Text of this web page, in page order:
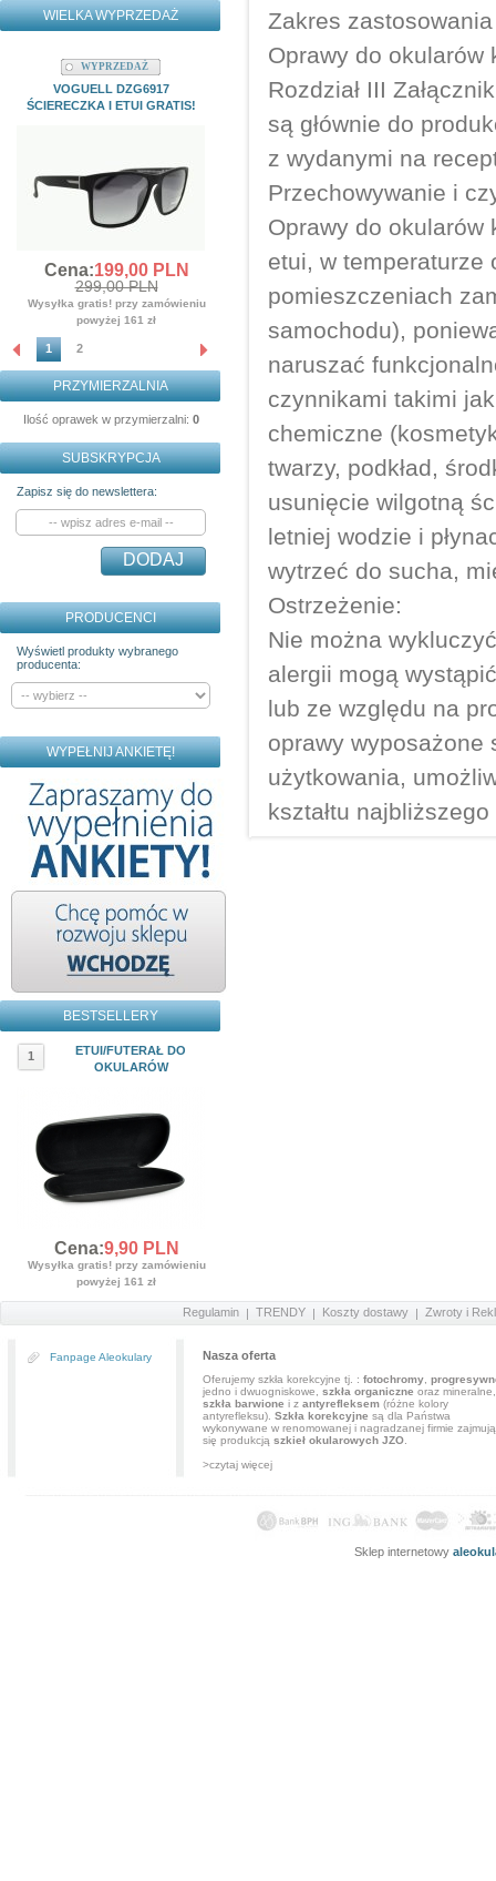
WIELKA WYPRZEDAŻ
WYPRZEDAŻ
VOGUELL DZG6917
ŚCIERECZKA I ETUI GRATIS!
Cena:199,00PLN
299,00 PLN
Wysyłka gratis! przy zamówieniu
powyżej 161 zł
WYPRZEDAŻ
MYSTIQUE M22204C1 ETUI I
359,00 PLN
powyżej 161 zł
1 2
PRZYMIERZALNIA
Ilość oprawek w przymierzalni: 0
SUBSKRYPCJA
Zapisz się do newslettera:
DODAJ
PRODUCENCI
Wyświetl produkty wybranego
producenta:
WYPEŁNIJ ANKIETĘ!
BESTSELLERY
1
ETUI/FUTERAŁ DO
OKULARÓW
Cena:9,90PLN
Wysyłka gratis! przy zamówieniu
powyżej 161 zł
Zakres zastosowania
Oprawy do okularów
Rozdział III
są głównie do
z wydanymi na
Przechowywanie i
Oprawy do okularów
etui, w temperaturze
pomieszczeniach
samochodu),
naruszać
czynnikami takimi
chemiczne
twarzy, podkład,
usunięcie wilgotną
letniej wodzie i
wytrzeć do sucha,
Ostrzeżenie:
Nie można
alergii mogą
lub ze względu na
oprawy wyposażone
użytkowania,
kształtu
Regulamin TRENDY Koszty dostawy Zwroty i
Fanpage Aleokulary Nasza oferta
Oferujemy szkła korekcyjne tj. : fotochromy
jedno i dwuogniskowe, szkła organiczne oraz mineralne,
szkła barwione i z antyrefleksem (różne kolory
antyrefleksu). Szkła korekcyjne są dla Państwa
wykonywane w renomowanej i nagradzanej firmie
się produkcją szkieł okularowych JZO
>czytaj więcej
Sklep internetowy